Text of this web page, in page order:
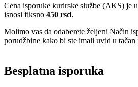
Cena isporuke kurirske službe (AKS) je
isnosi fiksno 450 rsd.
Molimo vas da odaberete željeni Način
porudžbine kako bi ste imali uvid u tačan
Besplatna isporuka